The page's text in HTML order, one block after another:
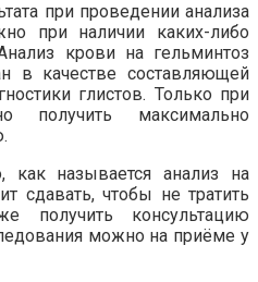
при проведении анализа
при наличии каких-либо
крови на гельминтоз
в качестве составляющей
глистов. Только при
получить максимально
как называется анализ на
сдавать, чтобы не тратить
получить консультацию
можно на приёме у